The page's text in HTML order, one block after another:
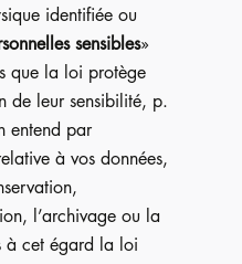
identifiée ou
sensibles»
que la loi protège
de leur sensibilité, p.
entend par
à vos données,
l’archivage ou la
à cet égard la loi